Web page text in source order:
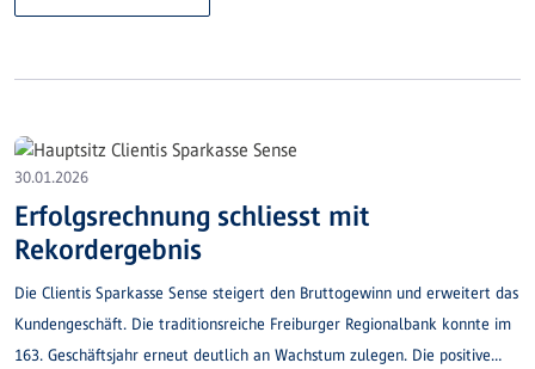
30.01.2026
Erfolgsrechnung schliesst mit
Rekordergebnis
Die Clientis Sparkasse Sense steigert den Bruttogewinn und erweitert das
Kundengeschäft. Die traditionsreiche Freiburger Regionalbank konnte im
163. Geschäftsjahr erneut deutlich an Wachstum zulegen. Die positive